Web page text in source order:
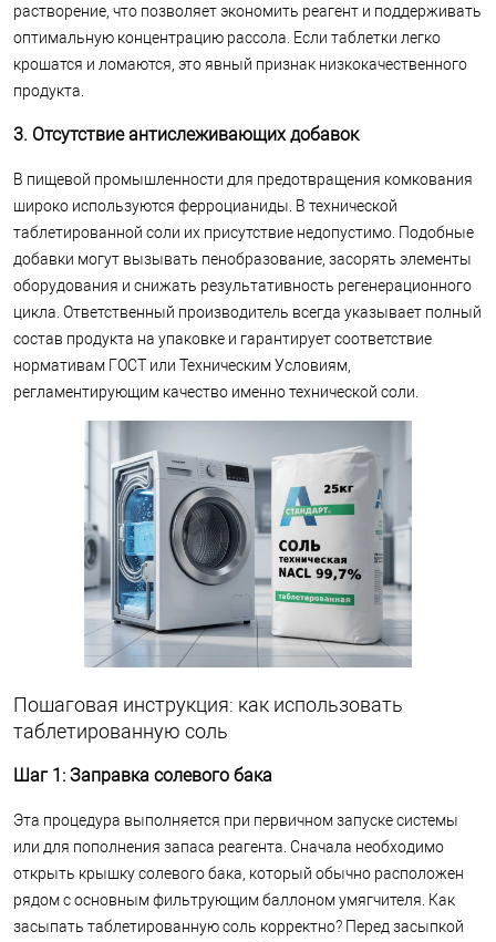
растворение, что позволяет экономить реагент и поддерживать
оптимальную концентрацию рассола. Если таблетки легко
крошатся и ломаются, это явный признак низкокачественного
продукта.
3. Отсутствие антислеживающих добавок
В пищевой промышленности для предотвращения комкования
широко используются ферроцианиды. В технической
таблетированной соли их присутствие недопустимо. Подобные
добавки могут вызывать пенобразование, засорять элементы
оборудования и снижать результативность регенерационного
цикла. Ответственный производитель всегда указывает полный
состав продукта на упаковке и гарантирует соответствие
нормативам ГОСТ или Техническим Условиям,
регламентирующим качество именно технической соли.
Пошаговая инструкция: как использовать
таблетированную соль
Шаг 1: Заправка солевого бака
Эта процедура выполняется при первичном запуске системы
или для пополнения запаса реагента. Сначала необходимо
открыть крышку солевого бака, который обычно расположен
рядом с основным фильтрующим баллоном умягчителя. Как
засыпать таблетированную соль корректно? Перед засыпкой